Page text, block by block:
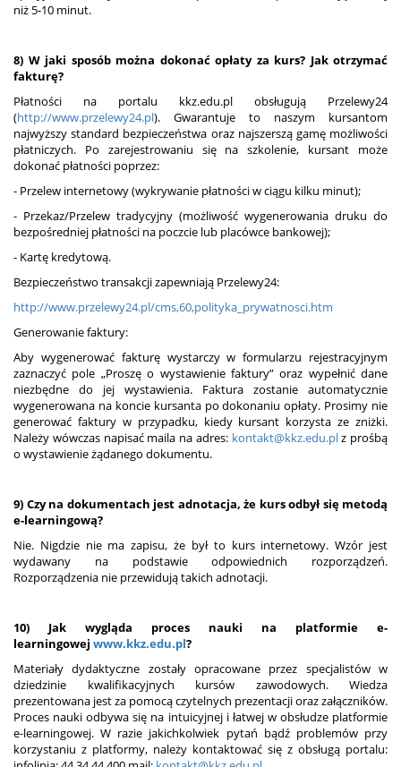
niż 5-10 minut.
8) W jaki sposób można dokonać opłaty za kurs? Jak otrzymać
fakturę?
Płatności na portalu kkz.edu.pl obsługują Przelewy24
(http://www.przelewy24.pl). Gwarantuje to naszym kursantom
najwyższy standard bezpieczeństwa oraz najszerszą gamę możliwości
płatniczych. Po zarejestrowaniu się na szkolenie, kursant może
dokonać płatności poprzez:
- Przelew internetowy (wykrywanie płatności w ciągu kilku minut);
- Przekaz/Przelew tradycyjny (możliwość wygenerowania druku do
bezpośredniej płatności na poczcie lub placówce bankowej);
- Kartę kredytową.
Bezpieczeństwo transakcji zapewniają Przelewy24:
http://www.przelewy24.pl/cms,60,polityka_prywatnosci.htm
Generowanie faktury:
Aby wygenerować fakturę wystarczy w formularzu rejestracyjnym
zaznaczyć pole „Proszę o wystawienie faktury” oraz wypełnić dane
niezbędne do jej wystawienia. Faktura zostanie automatycznie
wygenerowana na koncie kursanta po dokonaniu opłaty. Prosimy nie
generować faktury w przypadku, kiedy kursant korzysta ze zniżki.
Należy wówczas napisać maila na adres: kontakt@kkz.edu.plz prośbą
o wystawienie żądanego dokumentu.
9) Czy na dokumentach jest adnotacja, że kurs odbył się metodą
e-learningową?
Nie. Nigdzie nie ma zapisu, że był to kurs internetowy. Wzór jest
wydawany na podstawie odpowiednich rozporządzeń.
Rozporządzenia nie przewidują takich adnotacji.
10) Jak wygląda proces nauki na platformie e-
learningowej www.kkz.edu.pl?
Materiały dydaktyczne zostały opracowane przez specjalistów w
dziedzinie kwalifikacyjnych kursów zawodowych. Wiedza
prezentowana jest za pomocą czytelnych prezentacji oraz załączników.
Proces nauki odbywa się na intuicyjnej i łatwej w obsłudze platformie
e-learningowej. W razie jakichkolwiek pytań bądź problemów przy
korzystaniu z platformy, należy kontaktować się z obsługą portalu: